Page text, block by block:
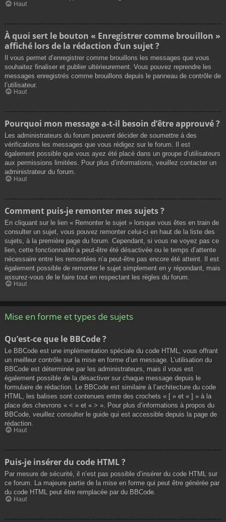
Haut
À quoi sert le bouton « Enregistrer comme brouillon »
affiché lors de la rédaction d’un sujet ?
Il vous permet d’enregistrer comme brouillons les messages que vous
souhaitez finaliser et publier ultérieurement. Vous pouvez reprendre les
messages enregistrés comme brouillons depuis le panneau de contrôle de
l’utilisateur.
Haut
Pourquoi mon message a-t-il besoin d’être approuvé ?
Les administrateurs du forum peuvent décider de soumettre à des
vérifications les messages que vous rédigez sur le forum. Il est
également possible que vous ayez été placé dans un groupe d’utilisateurs
aux permissions limitées. Pour plus d’informations, veuillez contacter un
administrateur du forum.
Haut
Comment puis-je remonter mes sujets ?
En cliquant sur le lien « Remonter le sujet » lorsque vous êtes en train de
consulter un sujet, vous pouvez remonter celui-ci en haut de la liste des
sujets, à la première page du forum. Cependant, si vous ne voyez pas ce
lien, cette fonctionnalité a peut-être été désactivée ou le temps d’attente
nécessaire entre les remontées n’a peut-être pas encore été atteint. Il est
également possible de remonter le sujet simplement en y répondant, mais
assurez-vous de le faire tout en respectant les règles du forum.
Haut
Mise en forme et types de sujets
Qu’est-ce que le BBCode ?
Le BBCode est une implémentation spéciale du code HTML, vous offrant
un meilleur contrôle sur la mise en forme d’un message. L’utilisation du
BBCode est déterminée par les administrateurs, mais il vous est
également possible de la désactiver sur chaque message depuis le
formulaire de rédaction. Le BBCode est similaire à l’architecture du code
HTML, les balises sont contenues entre des crochets « [ » et « ] » à la
place des chevrons « < » et « > ». Pour plus d’informations à propos du
BBCode, veuillez consulter le guide qui est accessible depuis la page de
rédaction.
Haut
Puis-je insérer du code HTML ?
Par mesure de sécurité, il n’est pas possible d’insérer du code HTML sur
ce forum. La majeure partie de la mise en forme qui peut être générée par
du code HTML peut être remplacée par du BBCode.
Haut